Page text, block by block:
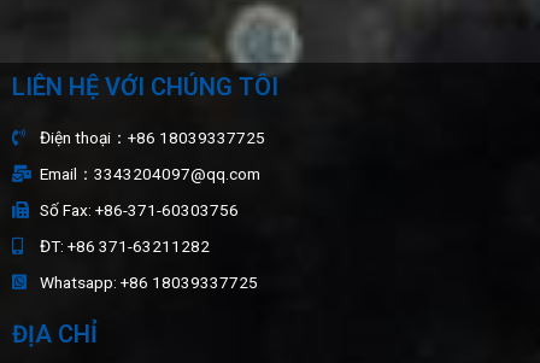
LIÊN HỆ VỚI CHÚNG TÔI
Điện thoại：+86 18039337725
Email：3343204097@qq.com
Số Fax: +86-371-60303756
ĐT: +86 371-63211282
Whatsapp: +86 18039337725
ĐỊA CHỈ